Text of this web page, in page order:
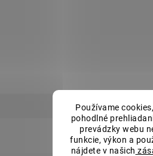
Používame
pohodlné
prevádzky webu
funkcie, výkon a
nájdete v našich